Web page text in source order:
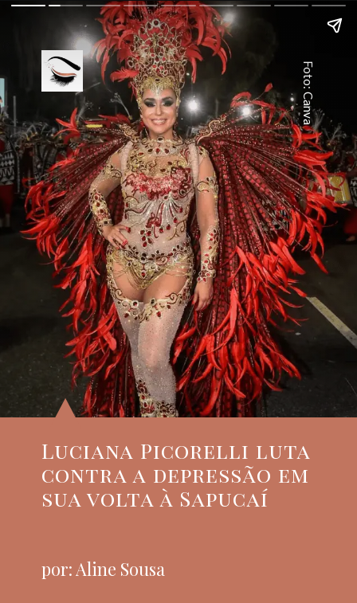
Luciana Picorelli luta
contra a depressão em
sua volta à Sapucaí
por: Aline Sousa
Foto: Canva